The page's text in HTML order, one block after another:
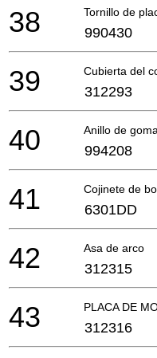
Tornillo de
38 990430
Cubierta del
39 312293
Anillo de goma
40 994208
Cojinete de
41 6301DD
Asa de arco
42 312315
PLACA DE
43 312316